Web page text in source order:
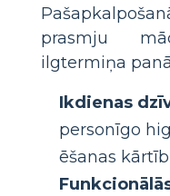
prasmju
ilgtermiņa
Ikdienas
personīgo
ēšanas